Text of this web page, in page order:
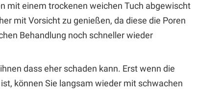
mit einem trockenen weichen Tuch abgewischt
mit Vorsicht zu genießen, da diese die Poren
Behandlung noch schneller wieder
dass eher schaden kann. Erst wenn die
können Sie langsam wieder mit schwachen